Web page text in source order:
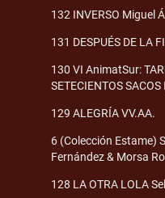
132 INVERSO Miguel
131 DESPUÉS DE LA
130 VI AnimatSur:
SETECIENTOS
129 ALEGRÍA VV.AA.
6 (Colección Estame)
Fernández & Morsa
128 LA OTRA LOLA